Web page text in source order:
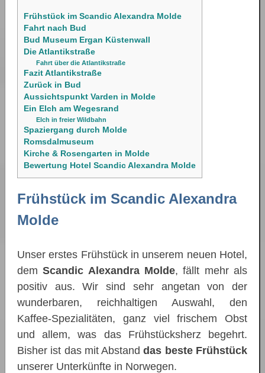
Frühstück im Scandic Alexandra Molde
Fahrt nach Bud
Bud Museum Ergan Küstenwall
Die Atlantikstraße
Fahrt über die Atlantikstraße
Fazit Atlantikstraße
Zurück in Bud
Aussichtspunkt Varden in Molde
Ein Elch am Wegesrand
Elch in freier Wildbahn
Spaziergang durch Molde
Romsdalmuseum
Kirche & Rosengarten in Molde
Bewertung Hotel Scandic Alexandra Molde
Frühstück im Scandic Alexandra
Molde
Unser erstes Frühstück in unserem neuen Hotel,
demScandic Alexandra Molde, fällt mehr als
positiv aus. Wir sind sehr angetan von der
wunderbaren, reichhaltigen Auswahl, den
Kaffee-Spezialitäten, ganz viel frischem Obst
und allem, was das Frühstücksherz begehrt.
Bisher ist das mit Abstanddas beste Frühstück
unserer Unterkünfte in Norwegen.